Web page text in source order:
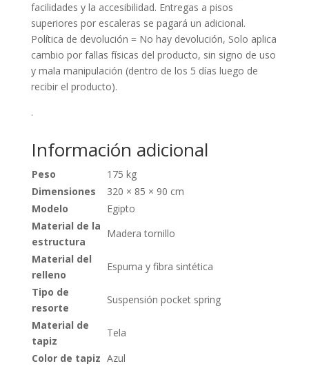
facilidades y la accesibilidad. Entregas a pisos
superiores por escaleras se pagará un adicional.
Política de devolución = No hay devolución, Solo aplica
cambio por fallas físicas del producto, sin signo de uso
y mala manipulación (dentro de los 5 días luego de
recibir el producto).
.
Información adicional
Peso
175 kg
Dimensiones
320 × 85 × 90 cm
Modelo
Egipto
Material de la
estructura
Madera tornillo
Material del
relleno
Espuma y fibra sintética
Tipo de
resorte
Suspensión pocket spring
Material de
tapiz
Tela
Color de tapiz Azul